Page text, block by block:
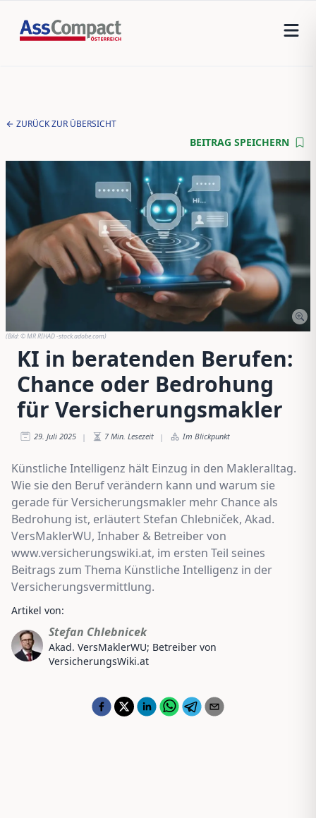
ZURÜCK ZUR ÜBERSICHT
BEITRAG SPEICHERN
(Bild:© MR RIHAD -stock.adobe.com)
KI in beratenden Berufen:
Chance oder Bedrohung
für Versicherungsmakler
29. Juli 2025 | 7 Min. Lesezeit | Im Blickpunkt
Künstliche Intelligenz hält Einzug in den Makleralltag.
Wie sie den Beruf verändern kann und warum sie
gerade für Versicherungsmakler mehr Chance als
Bedrohung ist, erläutert Stefan Chlebniček, Akad.
VersMaklerWU, Inhaber & Betreiber von
www.versicherungswiki.at, im ersten Teil seines
Beitrags zum Thema Künstliche Intelligenz in der
Versicherungsvermittlung.
Artikel von:
Stefan Chlebnicek
Akad. VersMaklerWU; Betreiber von
VersicherungsWiki.at